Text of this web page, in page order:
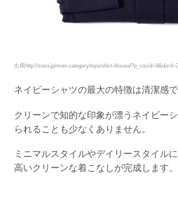
出典http://zozo.jp/men-category/tops/shirt-blouse/
ネイビーシャツの最大の特徴は清潔感で
クリーンで知的な印象が漂うネイビー
られることも少なくありません。
ミニマルスタイルやデイリースタイル
高いクリーンな着こなしが完成します。